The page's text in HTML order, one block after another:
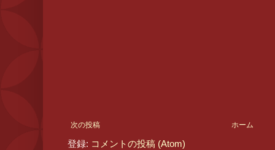
次の投稿 ホーム
登録: コメントの投稿 (Atom)